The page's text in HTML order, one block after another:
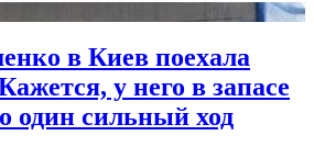
в Киев поехала
у него в запасе
один сильный ход